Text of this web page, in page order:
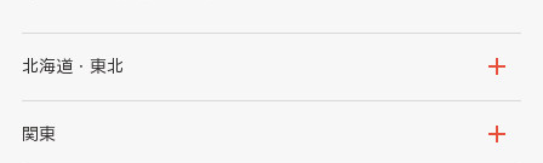
北海道・東北
北海道
関東